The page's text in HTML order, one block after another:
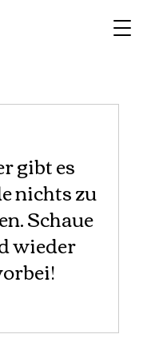
gibt es
nichts zu
Schaue
wieder